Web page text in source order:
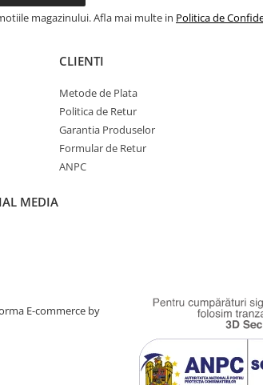
magazinului. Afla mai multe in Politica de
CLIENTI
Metode de Plata
Politica de Retur
Garantia Produselor
Formular de Retur
ANPC
MEDIA
E-commerce by